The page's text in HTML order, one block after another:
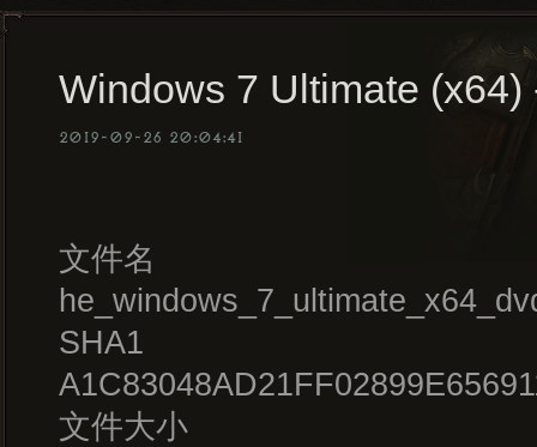
Windows 7 Ultimate
2019-09-26 20:04:41
文件名
SHA1
文件大小